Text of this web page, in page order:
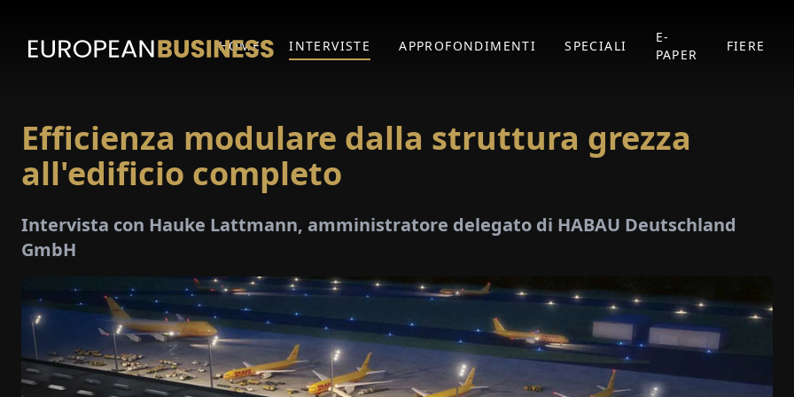
HOME INTERVISTE APPROFONDIMENTI SPECIALI
E-
PAPER
FIERE
Efficienza modulare dalla struttura grezza
all'edificio completo
Intervista con Hauke Lattmann, amministratore delegato di HABAU Deutschland
GmbH